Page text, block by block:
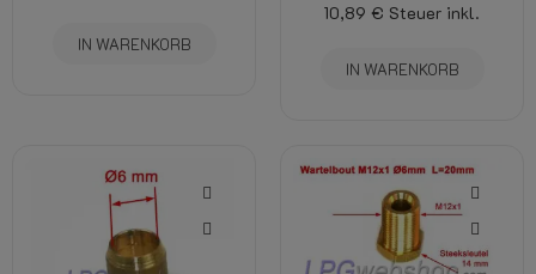
IN WARENKORB
10,89 € Steuer inkl.
IN WARENKORB